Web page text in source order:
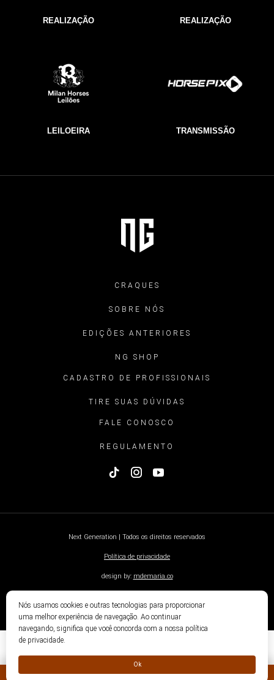
« ANTERIOR PRÓXIMO »
REALIZAÇÃO REALIZAÇÃO
LEILOEIRA TRANSMISSÃO
CRAQUES
SOBRE NÓS
EDIÇÕES ANTERIORES
NG SHOP
CADASTRO DE PROFISSIONAIS
TIRE SUAS DÚVIDAS
FALE CONOSCO
REGULAMENTO
Next Generation | Todos os direitos reservados
Política de privacidade
design by: mdemaria.co
Nós usamos cookies e outras tecnologias para proporcionar
uma melhor experiência de navegação. Ao continuar
navegando, significa que você concorda com a nossa política
de privacidade.
Ok